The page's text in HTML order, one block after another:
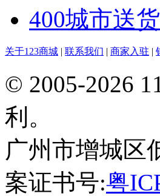
400城市送
关于123商城 | 联系我们 | 商家入驻 |
© 2005-2026
利。
广州市增城区
案证书号:粤